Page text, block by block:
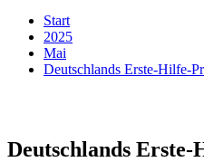
Start
2025
Mai
Deutschlands Erste-Hilfe-
Deutschlands